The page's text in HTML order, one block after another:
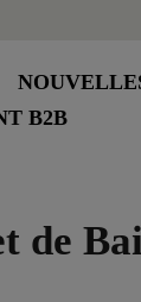
B2B
de